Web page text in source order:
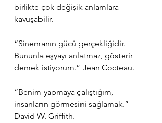
birlikte çok değişik anlamlara
kavuşabilir.
“Sinemanın gücü gerçekliğidir.
Bununla eşyayı anlatmaz, gösterir
demek istiyorum.” Jean Cocteau.
“Benim yapmaya çalıştığım,
insanların görmesini sağlamak.”
David W. Griffith.